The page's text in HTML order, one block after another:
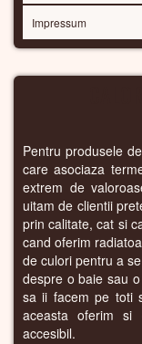
Impressum
Pentru produsele
care asociaza
extrem de
uitam de clientii
prin calitate, cat si
cand oferim
de culori pentru a
despre o baie sau
sa ii facem pe toti
aceasta oferim
accesibil.